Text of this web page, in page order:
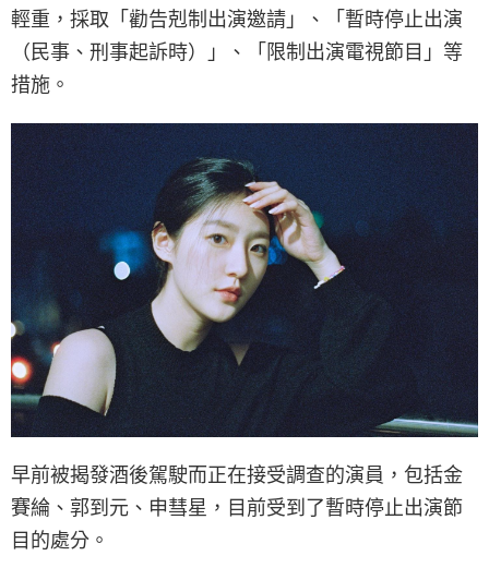
輕重，採取「勸告剋制出演邀請」、「暫時停止出演
（民事、刑事起訴時）」、「限制出演電視節目」等
措施。
早前被揭發酒後駕駛而正在接受調查的演員，包括金
賽綸、郭到元、申彗星，目前受到了暫時停止出演節
目的處分。